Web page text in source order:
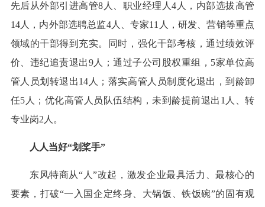
先后从外部引进高管8人、职业经理人4人，内部选拔高管
14人，内外部选聘总监4人、专家11人，研发、营销等重点
领域的干部得到充实。同时，强化干部考核，通过绩效评
价、违纪追责退出9人；通过子公司股权重组，5家单位高
管人员划转退出14人；落实高管人员制度化退出，到龄卸
任5人；优化高管人员队伍结构，未到龄提前退出1人、转
专业岗2人。
人人当好“划桨手”
东风特商从“人”改起，激发企业最具活力、最核心的
要素，打破“一入国企定终身、大锅饭、铁饭碗”的固有观